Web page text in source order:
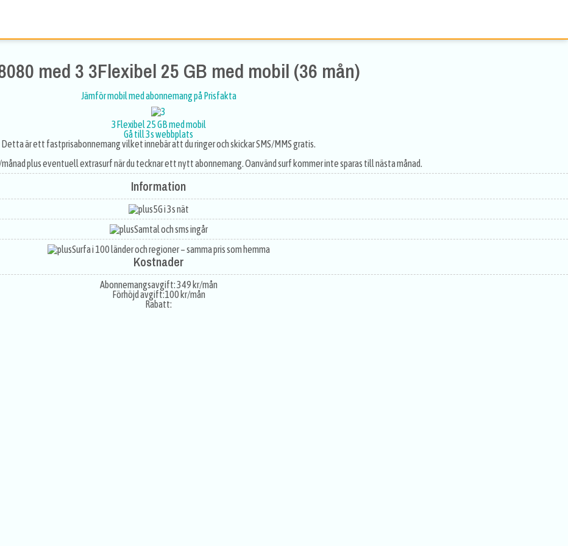
med 3 3Flexibel 25 GB med mobil (36 mån)
Jämför mobil med abonnemang på Prisfakta
3Flexibel 25 GB med mobil
Gå till 3s webbplats
Detta är ett fastprisabonnemang vilket innebär att du ringer och skickar SMS/MMS gratis.
plus eventuell extrasurf när du tecknar ett nytt abonnemang. Oanvänd surf kommer inte sparas till nästa månad.
Information
5G i 3s nät
Samtal och sms ingår
Surfa i 100 länder och regioner – samma pris som hemma
Kostnader
Abonnemangsavgift:349 kr/mån
Förhöjd avgift:100 kr/mån
Rabatt: